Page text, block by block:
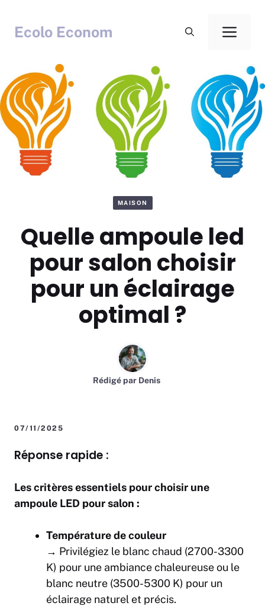
contenu
Ecolo Econom
MAISON
Quelle ampoule led
pour salon choisir
pour un éclairage
optimal ?
Rédigé par Denis
07/11/2025
Réponse rapide :
Les critères essentiels pour choisir une
ampoule LED pour salon :
Température de couleur
→ Privilégiez le blanc chaud (2700-3300
K) pour une ambiance chaleureuse ou le
blanc neutre (3500-5300 K) pour un
éclairage naturel et précis.